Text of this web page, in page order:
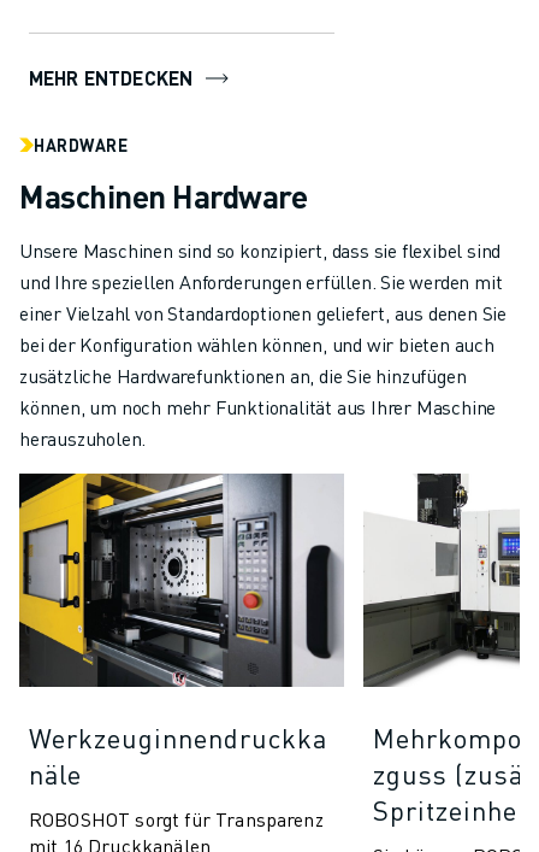
und so ...
MEHR ENTDECKEN
HARDWARE
Maschinen Hardware
Unsere Maschinen sind so konzipiert, dass sie flexibel sind
und Ihre speziellen Anforderungen erfüllen. Sie werden mit
einer Vielzahl von Standardoptionen geliefert, aus denen Sie
bei der Konfiguration wählen können, und wir bieten auch
zusätzliche Hardwarefunktionen an, die Sie hinzufügen
können, um noch mehr Funktionalität aus Ihrer Maschine
herauszuholen.
Werkzeuginnendruckka
näle
ROBOSHOT sorgt für Transparenz
mit 16 Druckkanälen,
zguss